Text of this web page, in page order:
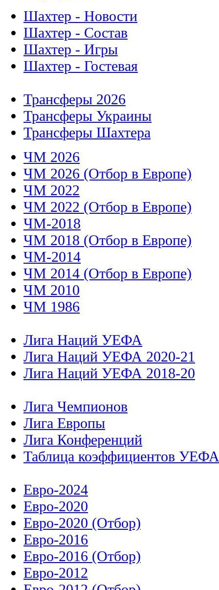
Шахтер - Новости
Шахтер - Состав
Шахтер - Игры
Шахтер - Гостевая
Трансферы 2026
Трансферы Украины
Трансферы Шахтера
ЧМ 2026
ЧМ 2026 (Отбор в Европе)
ЧМ 2022
ЧМ 2022 (Отбор в Европе)
ЧМ-2018
ЧМ 2018 (Отбор в Европе)
ЧМ-2014
ЧМ 2014 (Отбор в Европе)
ЧМ 2010
ЧМ 1986
Лига Наций УЕФА
Лига Наций УЕФА 2020-21
Лига Наций УЕФА 2018-20
Лига Чемпионов
Лига Европы
Лига Конференций
Таблица коэффициентов УЕФА
Евро-2024
Евро-2020
Евро-2020 (Отбор)
Евро-2016
Евро-2016 (Отбор)
Евро-2012